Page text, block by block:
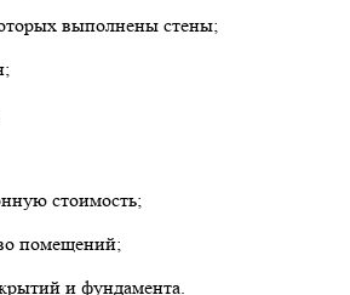
выполнены стены;
стоимость;
помещений;
и фундамента.